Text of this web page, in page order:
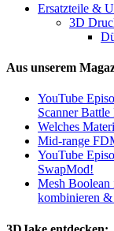
Ersatzteile &
3D
Aus unserem
YouTube
Scanner
Welches
Mid-range
YouTube
SwapMod!
Mesh
kombinieren